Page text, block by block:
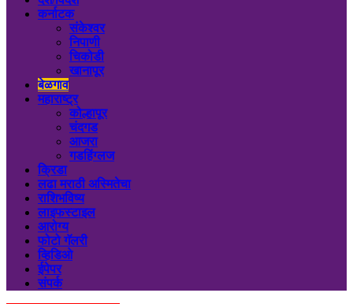
कर्नाटक
संकेश्वर
निपाणी
चिकोडी
खानापूर
बेळगाव
महाराष्ट्र
कोल्हापूर
चंदगड
आजरा
गडहिंग्लज
क्रिडा
लढा मराठी अस्मितेचा
राशिभविष्य
लाइफस्टाइल
आरोग्य
फोटो गॅलरी
व्हिडिओ
ईपेपर
संपर्क